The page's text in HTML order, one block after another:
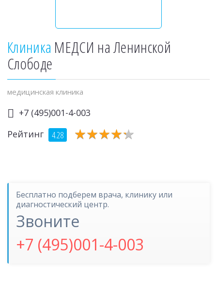
Клиника МЕДСИ на Ленинской
Слободе
медицинская клиника
+7 (495)001-4-003
Рейтинг
4.28 ★★★★★
★★★★★
Бесплатно подберем врача, клинику или
диагностический центр.
Звоните
+7 (495)001-4-003